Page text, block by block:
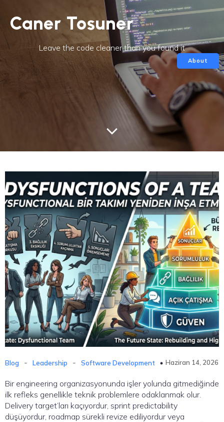
Caner Tosuner
Leave the code cleaner than you found it
About
Blog - Leadership - Software Development Haziran 14, 2026
Bir engineering organizasyonunda işler yolunda gitmediğinde
ilk refleks genellikle teknik problemlere odaklanmak olur.
Delivery target’ları kaçıyordur, sprint predictability
düşüyordur, roadmap sürekli revize ediliyordur veya